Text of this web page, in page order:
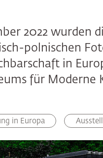
2022 wurden
polnischen
in
für Moderne
in Europa